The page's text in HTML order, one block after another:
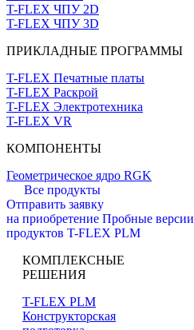
T-FLEX ЧПУ 2D
T-FLEX ЧПУ 3D
ПРИКЛАДНЫЕ ПРОГРАММЫ
T-FLEX Печатные платы
T-FLEX Раскрой
T-FLEX Электротехника
T-FLEX VR
КОМПОНЕНТЫ
Геометрическое ядро RGK
Все продукты
Отправить заявку
на приобретение Пробные версии
продуктов T-FLEX PLM
КОМПЛЕКСНЫЕ
РЕШЕНИЯ
T-FLEX PLM
Конструкторская